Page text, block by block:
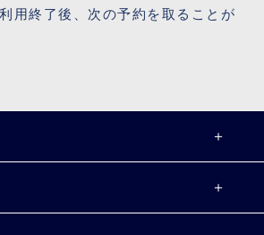
用終了後、次の予約を取ることが